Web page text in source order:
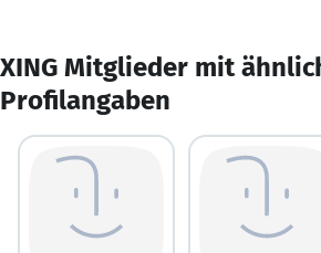
XING Mitglieder mit
Profilangaben